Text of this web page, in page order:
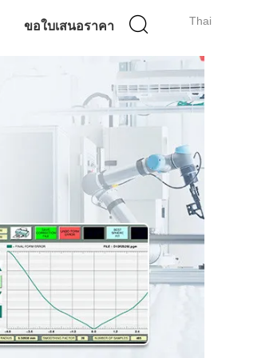
Thai
ขอใบเสนอราคา